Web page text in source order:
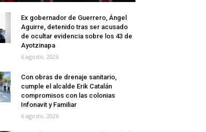
Ex gobernador de Guerrero, Ángel
Aguirre, detenido tras ser acusado
de ocultar evidencia sobre los 43 de
Ayotzinapa
6 agosto, 2026
Con obras de drenaje sanitario,
cumple el alcalde Erik Catalán
compromisos con las colonias
Infonavit y Familiar
6 agosto, 2026